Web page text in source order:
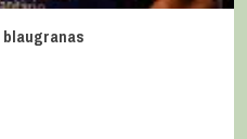
blaugranas